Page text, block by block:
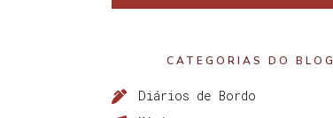
CATEGORIAS DO BLOG
Diários de Bordo